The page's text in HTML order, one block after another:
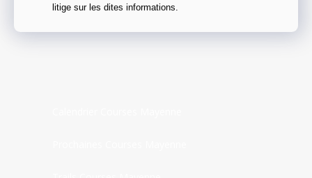
litige sur les dites informations.